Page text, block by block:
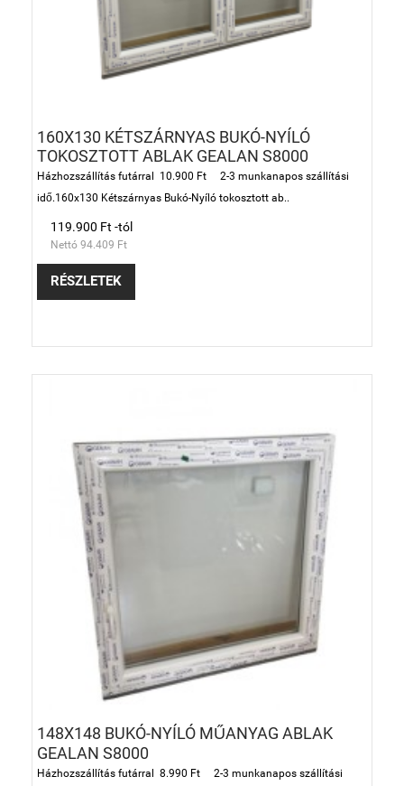
160X130 KÉTSZÁRNYAS BUKÓ-NYÍLÓ
TOKOSZTOTT ABLAK GEALAN S8000
Házhozszállítás futárral 10.900 Ft 2-3 munkanapos szállítási
idő.160x130 Kétszárnyas Bukó-Nyíló tokosztott ab..
119.900 Ft -tól
Nettó 94.409 Ft
RÉSZLETEK
148X148 BUKÓ-NYÍLÓ MŰANYAG ABLAK
GEALAN S8000
Házhozszállítás futárral 8.990 Ft 2-3 munkanapos szállítási